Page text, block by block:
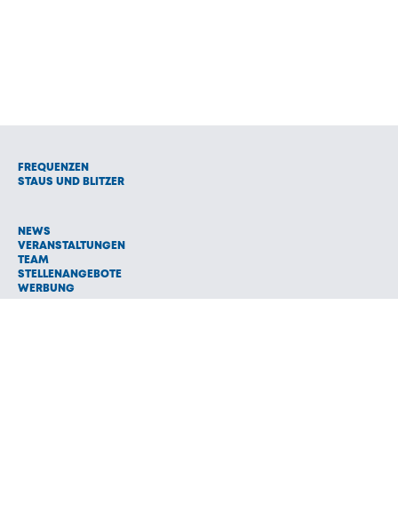
FREQUENZEN
STAUS UND BLITZER
NEWS
VERANSTALTUNGEN
TEAM
STELLENANGEBOTE
WERBUNG